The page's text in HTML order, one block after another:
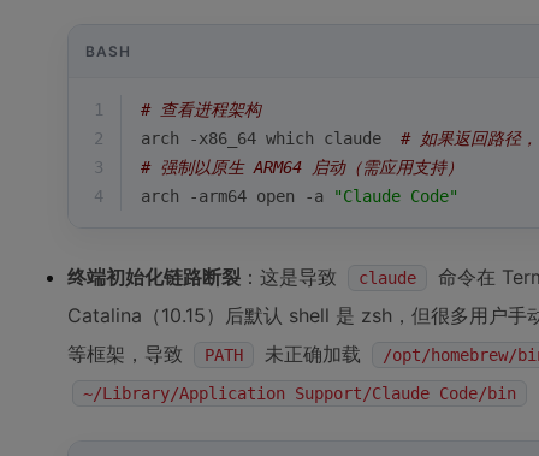
BASH
1
# 查看进程架构
2
arch -x86_64 which claude # 如果返回路径
3
# 强制以原生 ARM64 启动（需应用支持）
4
arch -arm64 open -a "Claude Code"
终端初始化链路断裂 ：这是导致 claude
命令在
Catalina（10.15）后默认 shell 是 zsh，但很多用户手
等框架，导致
PATH 未正确加载
/opt/homebrew/
~/Library/Application Support/Claude Code/bin